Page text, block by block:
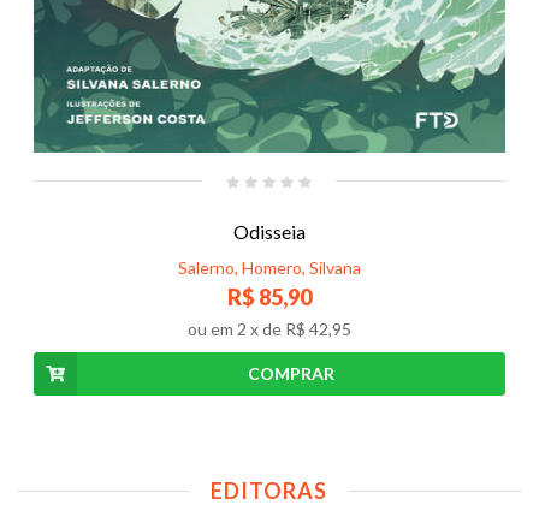
Odisseia
Salerno, Homero, Silvana
R$ 85,90
ou em 2 x de R$ 42,95
COMPRAR
EDITORAS